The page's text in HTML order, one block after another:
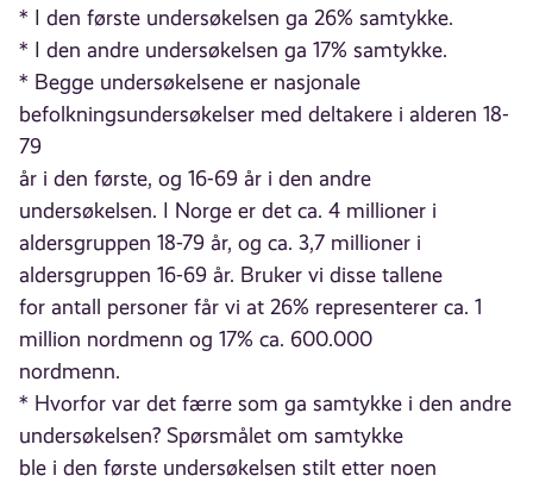
* I den første undersøkelsen ga 26% samtykke.
* I den andre undersøkelsen ga 17% samtykke.
* Begge undersøkelsene er nasjonale
befolkningsundersøkelser med deltakere i alderen 18-
79
år i den første, og 16-69 år i den andre
undersøkelsen. I Norge er det ca. 4 millioner i
aldersgruppen 18-79 år, og ca. 3,7 millioner i
aldersgruppen 16-69 år. Bruker vi disse tallene
for antall personer får vi at 26% representerer ca. 1
million nordmenn og 17% ca. 600.000
nordmenn.
* Hvorfor var det færre som ga samtykke i den andre
undersøkelsen? Spørsmålet om samtykke
ble i den første undersøkelsen stilt etter noen